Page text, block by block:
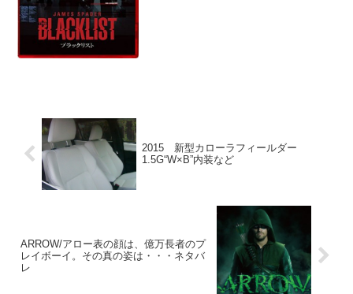
2015 新型カローラフィールダー
1.5G“W×B”内装など
ARROW/アロー表の顔は、億万長者のプ
レイボーイ。その真の姿は・・・ネタバ
レ